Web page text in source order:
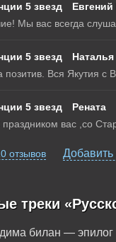
Евгений
Мы вас всегда
Наталья
Вся Якутия с
Рената
праздником вас ,со
отзывов Добавить
треки
билан — эпилог